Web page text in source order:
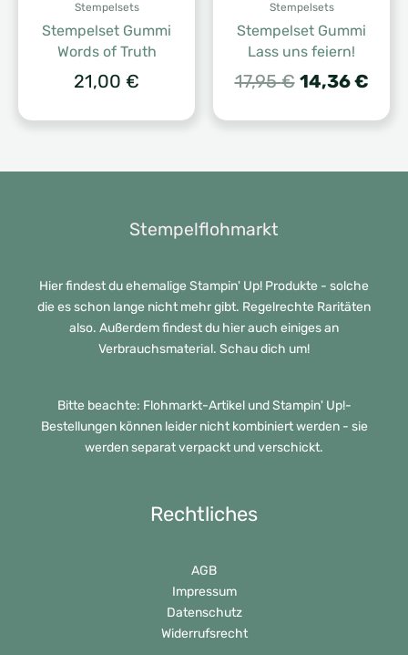
Stempelsets
Stempelset Gummi
Words of Truth
21,00 €
Stempelsets
Stempelset Gummi
Lass uns feiern!
17,95€
war:
14,36€
ist:
Stempelflohmarkt
Hier findest du ehemalige Stampin' Up! Produkte - solche
die es schon lange nicht mehr gibt. Regelrechte Raritäten
also. Außerdem findest du hier auch einiges an
Verbrauchsmaterial. Schau dich um!
Bitte beachte: Flohmarkt-Artikel und Stampin' Up!-
Bestellungen können leider nicht kombiniert werden - sie
werden separat verpackt und verschickt.
Rechtliches
AGB
Impressum
Datenschutz
Widerrufsrecht